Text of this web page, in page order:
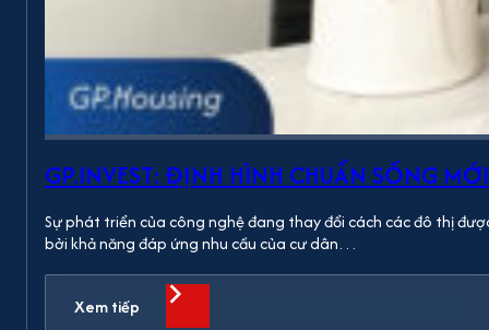
GP.INVEST: ĐỊNH HÌNH CHUẨN SỐNG
Sự phát triển của công nghệ đang thay đổi cách các đô thị
bởi khả năng đáp ứng nhu cầu của cư dân…
Xem tiếp